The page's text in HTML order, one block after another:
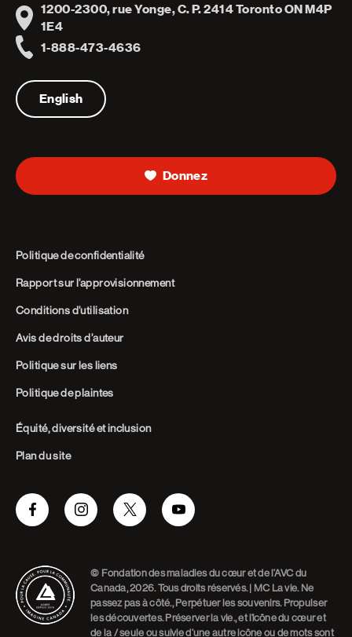
Address
1200-2300, rue Yonge, C. P. 2414 Toronto ON M4P
1E4
1-888-473-4636
English
Donnez
Politique de confidentialité
Rapport sur l’approvisionnement
Conditions d’utilisation
Avis de droits d’auteur
Politique sur les liens
Politique de plaintes
Équité, diversité et inclusion
Plan du site
FacebookInstagramTwitter Youtube
© Fondation des maladies du cœur et de l’AVC du
Canada, 2026. Tous droits réservés. | MC La vie. Ne
passez pas à côté., Perpétuer les souvenirs. Propulser
les découvertes. Préserver la vie., et l’icône du cœur et
de la / seule ou suivie d’une autre icône ou de mots sont